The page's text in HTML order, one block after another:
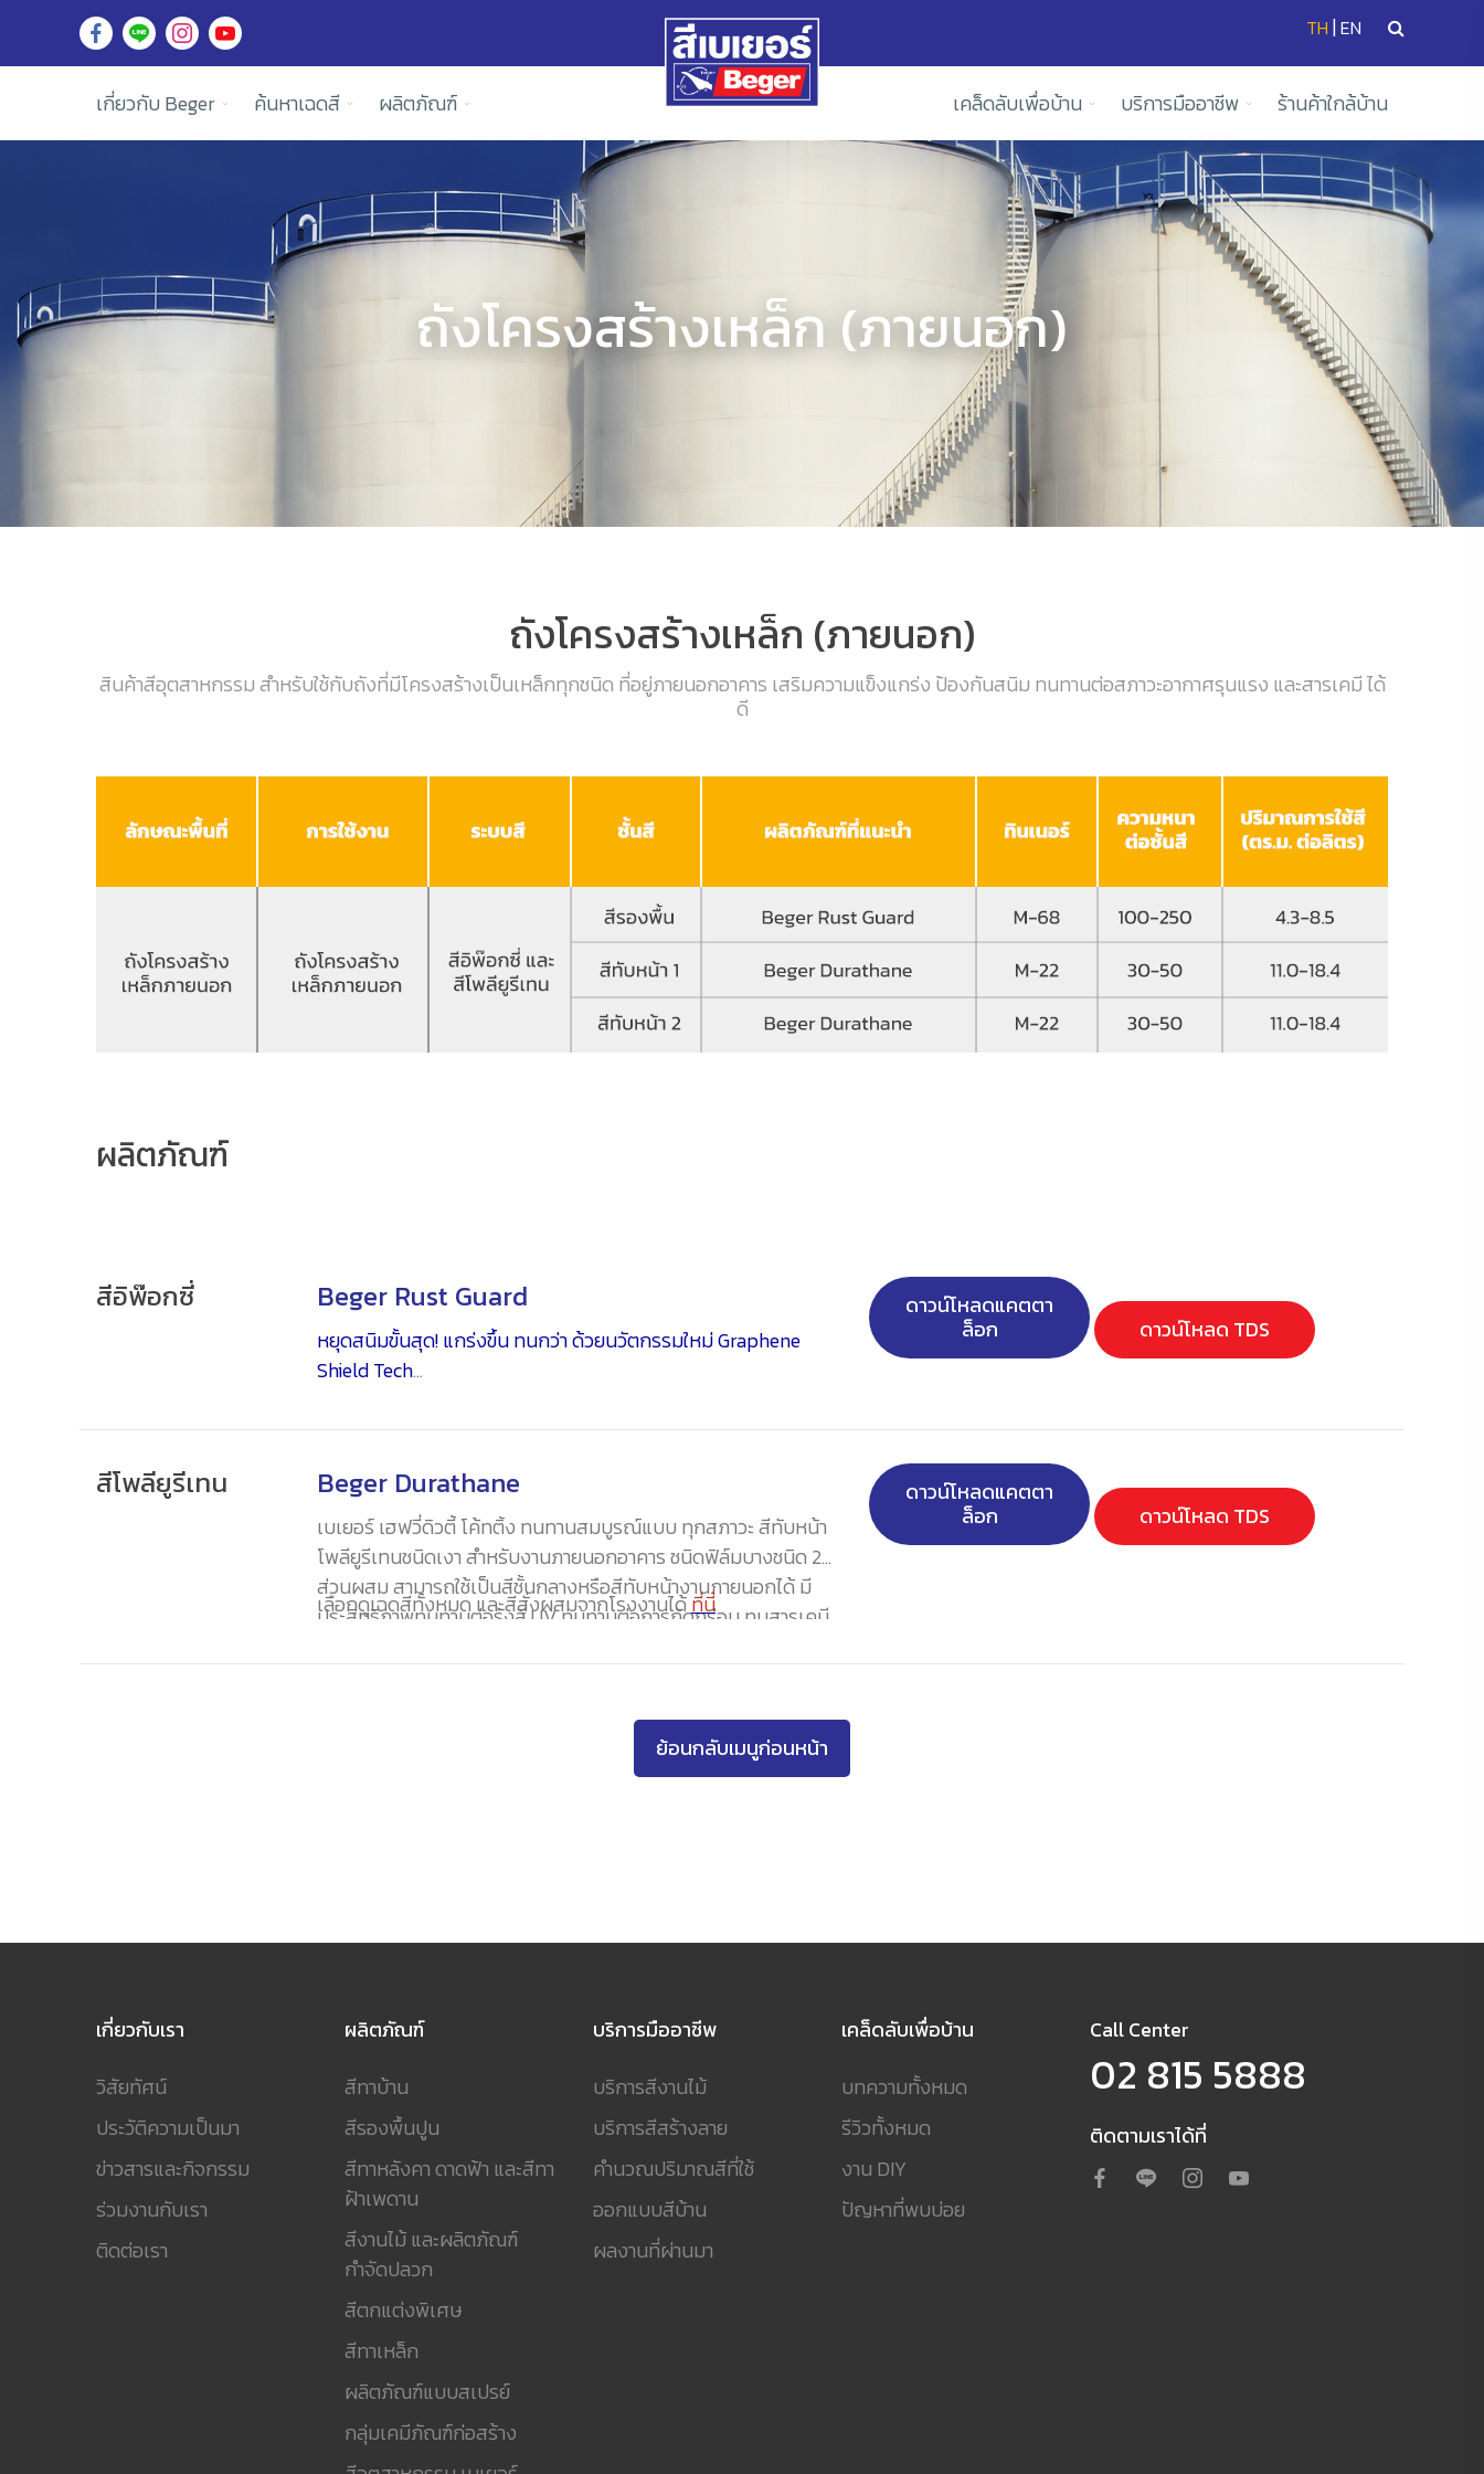
TH |EN
เกี่ยวกับ Beger ค้นหาเฉดสี ผลิตภัณฑ์ เคล็ดลับเพื่อบ้าน บริการมืออาชีพ ร้านค้าใกล้บ้าน
ถังโครงสร้างเหล็ก (ภายนอก)
ถังโครงสร้างเหล็ก (ภายนอก)
สินค้าสีอุตสาหกรรม สำหรับใช้กับถังที่มีโครงสร้างเป็นเหล็กทุกชนิด ที่อยู่ภายนอกอาคาร เสริมความแข็งแกร่ง ป้องกันสนิม ทนทานต่อสภาวะอากาศรุนแรง และสารเคมี ได้
ดี
ผลิตภัณฑ์
สีอิพ๊อกซี่ Beger Rust Guard
หยุดสนิมขั้นสุด! แกร่งขึ้น ทนกว่า ด้วยนวัตกรรมใหม่ Graphene
Shield Tech
สำหรับเหล็กและโลหะที่ไม่ใช่เหล็ก (Ferrous and Non-Ferrous) มี
การเกิดสนิมได้ทันที ทนต่อสารเคมีและสภาวะแวดล้อมที่รุนแรง ทน
การขัดถูแรงขูดขีด และแรงกระแทกดีเยี่ยม
ดาวน์โหลดแคตตา
ล็อก
ดาวน์โหลด TDS
สีโพลียูรีเทน Beger Durathane
เบเยอร์ เฮฟวี่ดิวตี้ โค้ทติ้ง ทนทานสมบูรณ์แบบ ทุกสภาวะ สีทับหน้า
โพลียูรีเทนชนิดเงา สำหรับงานภายนอกอาคาร ชนิดฟิล์มบางชนิด 2
ส่วนผสม สามารถใช้เป็นสีชั้นกลางหรือสีทับหน้างานภายนอกได้ มี
ประสิทธิภาพทนทานต่อรังสี UV ทนทานต่อการกัดกร่อน ทนสารเคมี
เลือกดูเฉดสีทั้งหมด และสีสั่งผสมจากโรงงานได้ที่นี่
ดาวน์โหลดแคตตา
ล็อก
ดาวน์โหลด TDS
ย้อนกลับเมนูก่อนหน้า
เกี่ยวกับเรา
วิสัยทัศน์
ประวัติความเป็นมา
ข่าวสารและกิจกรรม
ร่วมงานกับเรา
ติดต่อเรา
ผลิตภัณฑ์
สีทาบ้าน
สีรองพื้นปูน
สีทาหลังคา ดาดฟ้า และสีทา
ฝ้าเพดาน
สีงานไม้ และผลิตภัณฑ์
กำจัดปลวก
สีตกแต่งพิเศษ
สีทาเหล็ก
ผลิตภัณฑ์แบบสเปรย์
กลุ่มเคมีภัณฑ์ก่อสร้าง
บริการมืออาชีพ
บริการสีงานไม้
บริการสีสร้างลาย
คำนวณปริมาณสีที่ใช้
ออกแบบสีบ้าน
ผลงานที่ผ่านมา
เคล็ดลับเพื่อบ้าน
บทความทั้งหมด
รีวิวทั้งหมด
งาน DIY
ปัญหาที่พบบ่อย
Call Center
02 815 5888
ติดตามเราได้ที่